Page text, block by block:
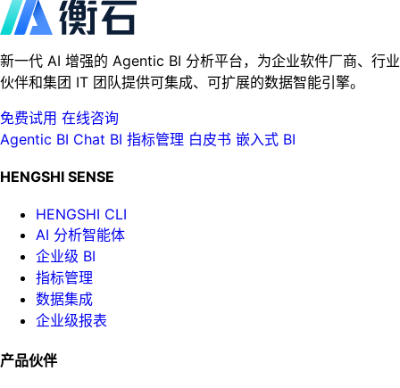
新一代 AI 增强的 Agentic BI 分析平台，为企业软件厂商、行业
伙伴和集团 IT 团队提供可集成、可扩展的数据智能引擎。
免费试用 在线咨询
Agentic BI Chat BI 指标管理 白皮书 嵌入式 BI
HENGSHI SENSE
HENGSHI CLI
AI 分析智能体
企业级 BI
指标管理
数据集成
企业级报表
产品伙伴